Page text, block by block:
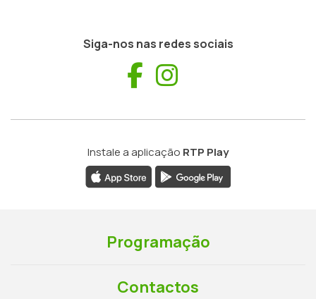
Siga-nos nas redes sociais
Facebook
Instale a aplicação RTP Play
Programação
Contactos